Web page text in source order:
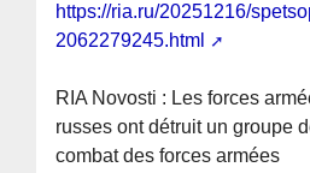
https://ria.ru/20251216/
2062279245.html
RIA Novosti : Les forces
russes ont détruit un groupe
combat des forces armées